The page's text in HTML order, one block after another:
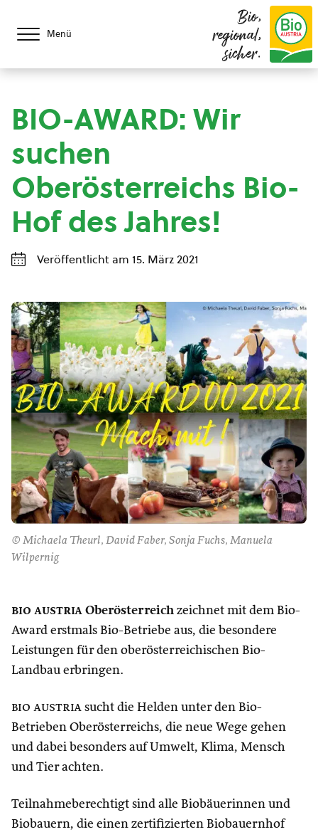
Menü
Bio,
regional,
sicher.
BIO-AWARD: Wir
suchen
Oberösterreichs Bio-
Hof des Jahres!
Veröffentlicht am 15. März 2021
© Michaela Theurl, David Faber, Sonja Fuchs, Manuela
Wilpernig
bio austria Oberösterreich zeichnet mit dem Bio-
Award erstmals Bio-Betriebe aus, die besondere
Leistungen für den oberösterreichischen Bio-
Landbau erbringen.
bio austria sucht die Helden unter den Bio-
Betrieben Oberösterreichs, die neue Wege gehen
und dabei besonders auf Umwelt, Klima, Mensch
und Tier achten.
Teilnahmeberechtigt sind alle Biobäuerinnen und
Biobauern, die einen zertifizierten Biobauernhof